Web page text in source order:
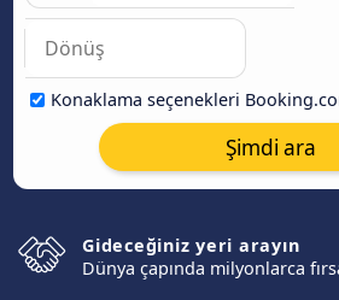
Konaklama seçenekleri
Şimdi ara
Gideceğiniz yeri arayın
Dünya çapında milyonlarca